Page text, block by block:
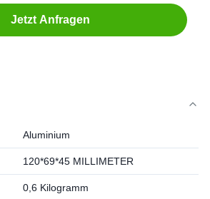
Jetzt Anfragen
Aluminium
120*69*45 MILLIMETER
0,6 Kilogramm